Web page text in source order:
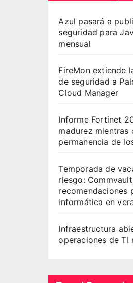
Azul pasará a
seguridad para
mensual
FireMon extiende
de seguridad a
Cloud Manager
Informe Fortinet
madurez
permanencia de
Temporada de
riesgo:
recomendaciones
informática en
Infraestructura
operaciones de TI